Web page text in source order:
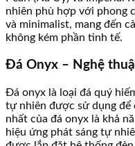
nhiên phù hợp với phong
và minimalist, mang đến
không kém phần tinh tế.
Đá Onyx – Nghệ
Đá onyx là loại đá quý
tự nhiên được sử dụng
nhất của đá onyx là khả
hiệu ứng phát sáng tự